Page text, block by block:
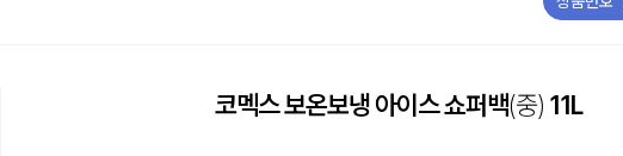
코멕스 보온보냉 아이스 쇼퍼백(중) 11L